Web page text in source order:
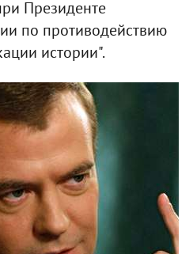
Президенте
по противодействию
истории".